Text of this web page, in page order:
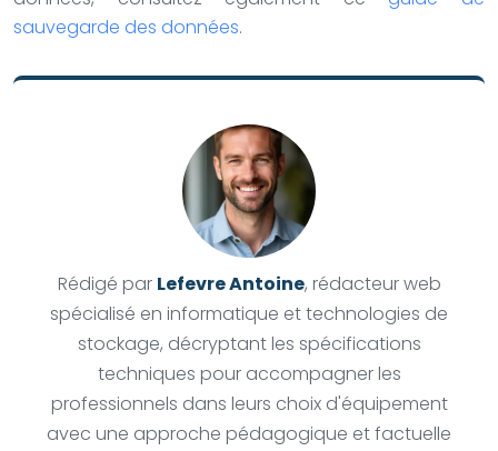
sauvegarde des données.
Rédigé par Lefevre Antoine, rédacteur web
spécialisé en informatique et technologies de
stockage, décryptant les spécifications
techniques pour accompagner les
professionnels dans leurs choix d'équipement
avec une approche pédagogique et factuelle